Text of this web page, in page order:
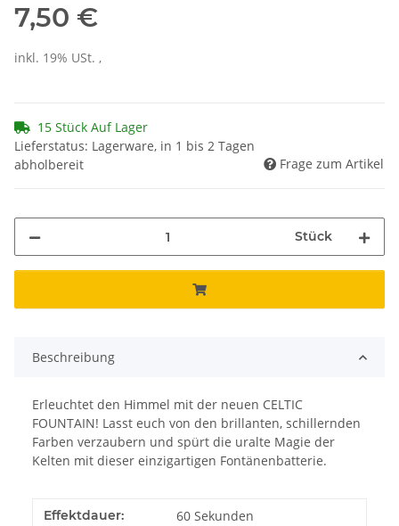
7,50 €
inkl. 19% USt. ,
15 Stück Auf Lager
Lieferstatus: Lagerware, in 1 bis 2 Tagen
abholbereit
Frage zum Artikel
Stück
Beschreibung
Erleuchtet den Himmel mit der neuen CELTIC
FOUNTAIN! Lasst euch von den brillanten, schillernden
Farben verzaubern und spürt die uralte Magie der
Kelten mit dieser einzigartigen Fontänenbatterie.
Effektdauer: 60 Sekunden